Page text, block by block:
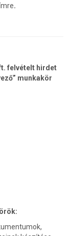
.
felvételt hirdet
munkakör